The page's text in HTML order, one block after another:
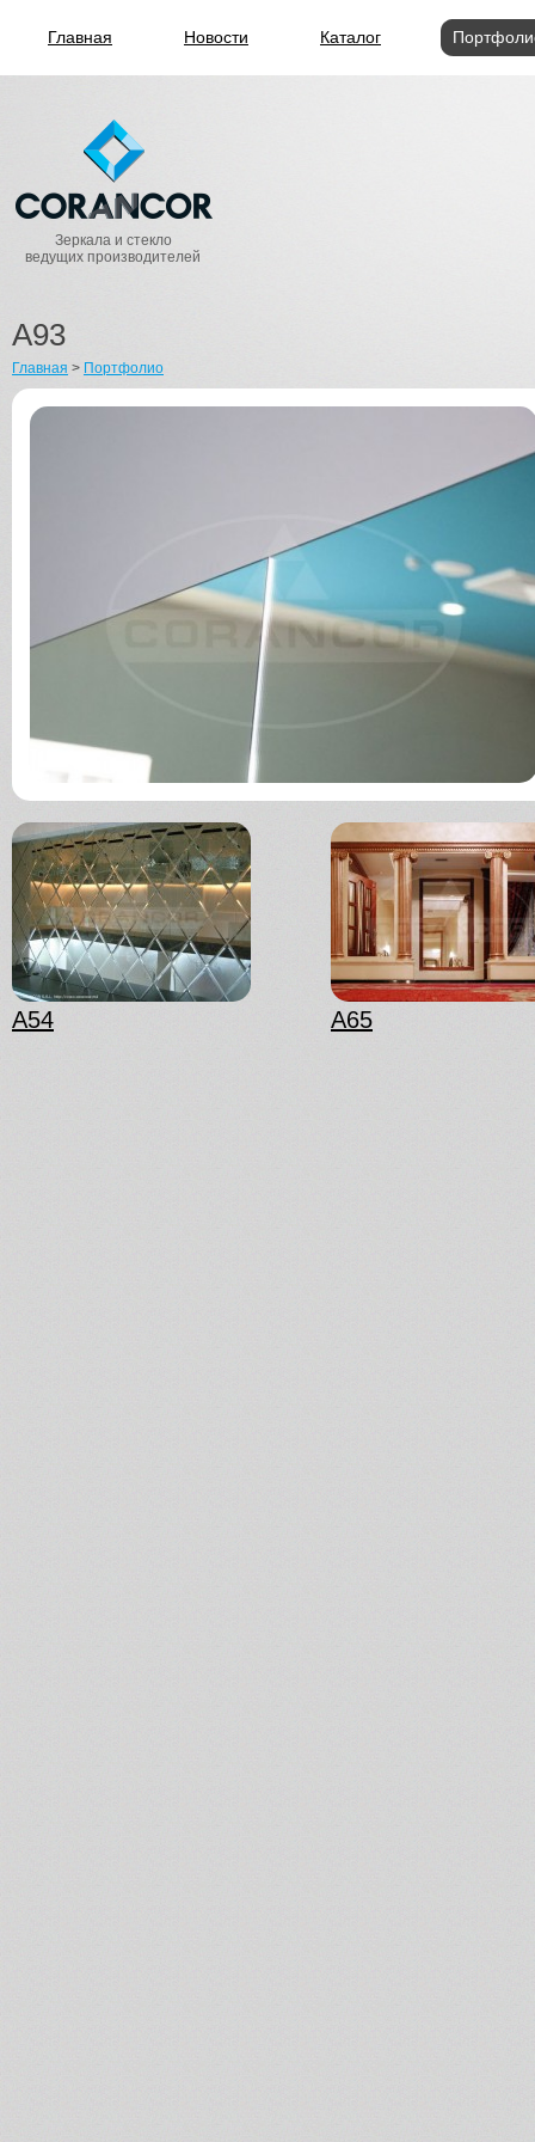
Главная Новости Каталог
Зеркала и стекло
ведущих производителей
A93
Главная > Портфолио
A54 A65